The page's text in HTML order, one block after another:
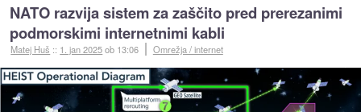
NATO razvija sistem za zaščito pred prerezanimi
podmorskimi internetnimi kabli
Matej Huš :: 1. jan 2025ob 13:06 Omrežja / internet